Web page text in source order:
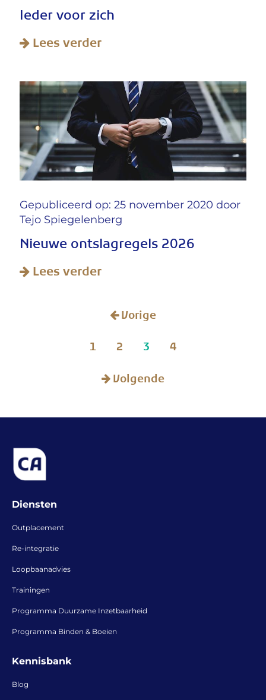
Ieder voor zich
Lees verder
Gepubliceerd op: 25 november 2020 door
Tejo Spiegelenberg
Nieuwe ontslagregels 2026
Lees verder
Vorige
1
2 3
4
Volgende
Diensten
Outplacement
Re-integratie
Loopbaanadvies
Trainingen
Programma Duurzame Inzetbaarheid
Programma Binden & Boeien
Kennisbank
Blog